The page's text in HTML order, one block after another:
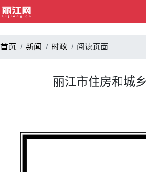
首页 新闻 时政 阅读页面
丽江市住房和城